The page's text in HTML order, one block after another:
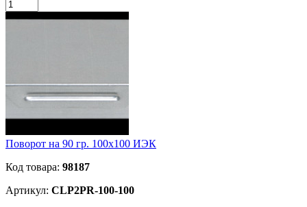
Поворот на 90 гр. 100х100 ИЭК
Код товара: 98187
Артикул: CLP2PR-100-100